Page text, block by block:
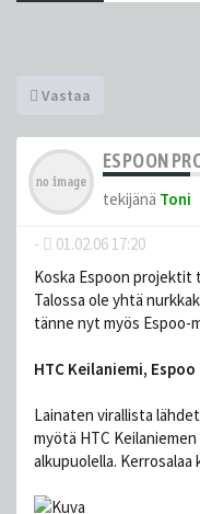
Vastaa
ESPOON
tekijänä Toni
- 01.02.06 17:20
Koska Espoon projektit
Talossa ole yhtä
tänne nyt myös Espoo-
HTC Keilaniemi, Espoo
Lainaten virallista
myötä HTC
alkupuolella. Kerrosalaa